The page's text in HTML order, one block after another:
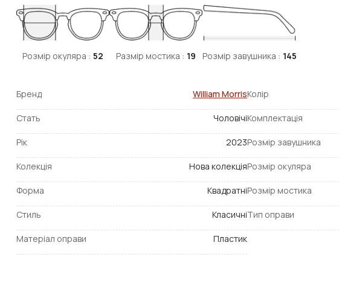
Розмір окуляра : 52 Размір мостика : 19 Розмір завушника : 145
Бренд William Morris
Стать Чоловічі
Рік 2023
Колекція Нова колекція
Форма Квадратні
Стиль Класичні
Матеріал оправи Пластик
Колір
Комплектація
Розмір завушника
Розмір окуляра
Розмір мостика
Тип оправи